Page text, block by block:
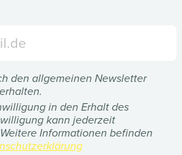
den allgemeinen Newsletter
in den Erhalt des
kann jederzeit
Informationen befinden